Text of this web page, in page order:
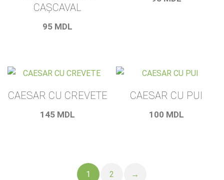
CAȘCAVAL
95 MDL
CAESAR CU CREVETE
145 MDL
CAESAR CU PUI
100 MDL
1 2 →